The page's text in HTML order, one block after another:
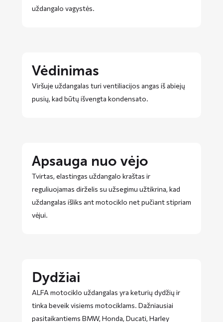
uždangalo vagystės.
Vėdinimas
Viršuje uždangalas turi ventiliacijos angas iš abiejų
pusių, kad būtų išvengta kondensato.
Apsauga nuo vėjo
Tvirtas, elastingas uždangalo kraštas ir
reguliuojamas dirželis su užsegimu užtikrina, kad
uždangalas išliks ant motociklo net pučiant stipriam
vėjui.
Dydžiai
ALFA motociklo uždangalas yra keturių dydžių ir
tinka beveik visiems motociklams. Dažniausiai
pasitaikantiems BMW, Honda, Ducati, Harley